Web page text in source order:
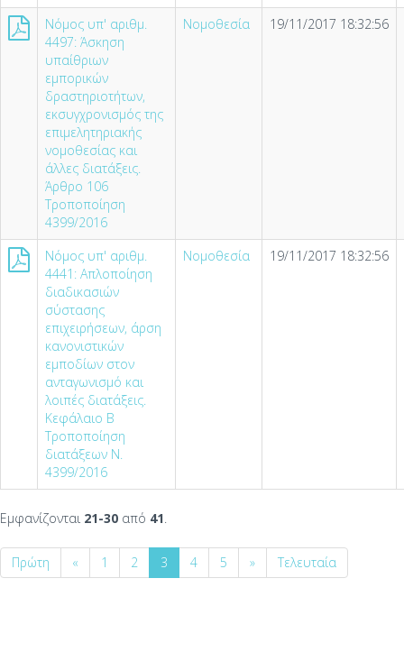
Νόμος υπ' αριθμ.
4497: Άσκηση
υπαίθριων
εμπορικών
δραστηριοτήτων,
εκσυγχρονισμός της
επιμελητηριακής
νομοθεσίας και
άλλες διατάξεις.
Άρθρο 106
Τροποποίηση
4399/2016
Νομοθεσία 19/11/2017 18:32:56
Νόμος υπ' αριθμ.
4441: Απλοποίηση
διαδικασιών
σύστασης
επιχειρήσεων, άρση
κανονιστικών
εμποδίων στον
ανταγωνισμό και
λοιπές διατάξεις.
Κεφάλαιο Β
Τροποποίηση
διατάξεων Ν.
4399/2016
Νομοθεσία 19/11/2017 18:32:56
Εμφανίζονται 21-30 από 41.
Πρώτη « 1 2 3 4 5 » Τελευταία